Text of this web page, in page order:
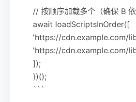
// 按顺序加载多个（确保 B 依
await loadScriptsInOrder([
'https://cdn.example.com/
'https://cdn.example.com/
]);
})();
```